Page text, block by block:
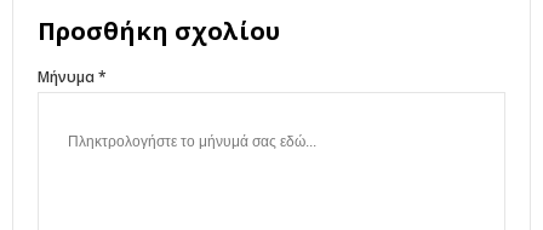
Προσθήκη σχολίου
Μήνυμα *